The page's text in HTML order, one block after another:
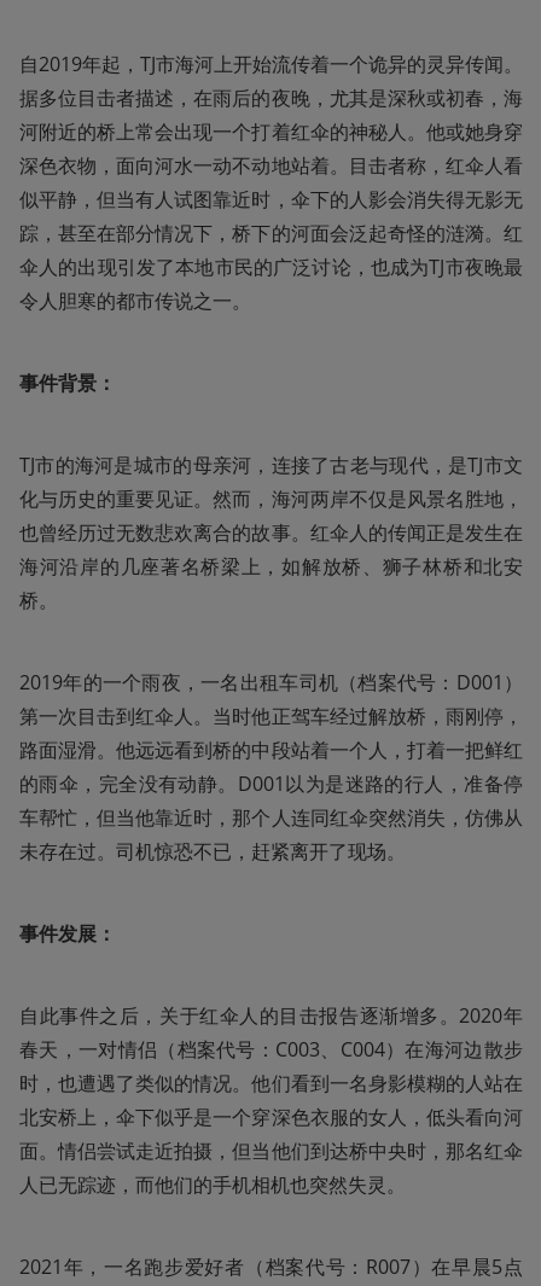
自2019年起，TJ市海河上开始流传着一个诡异的灵异传闻。
据多位目击者描述，在雨后的夜晚，尤其是深秋或初春，海
河附近的桥上常会出现一个打着红伞的神秘人。他或她身穿
深色衣物，面向河水一动不动地站着。目击者称，红伞人看
似平静，但当有人试图靠近时，伞下的人影会消失得无影无
踪，甚至在部分情况下，桥下的河面会泛起奇怪的涟漪。红
伞人的出现引发了本地市民的广泛讨论，也成为TJ市夜晚最
令人胆寒的都市传说之一。
事件背景：
TJ市的海河是城市的母亲河，连接了古老与现代，是TJ市文
化与历史的重要见证。然而，海河两岸不仅是风景名胜地，
也曾经历过无数悲欢离合的故事。红伞人的传闻正是发生在
海河沿岸的几座著名桥梁上，如解放桥、狮子林桥和北安
桥。
2019年的一个雨夜，一名出租车司机（档案代号：D001）
第一次目击到红伞人。当时他正驾车经过解放桥，雨刚停，
路面湿滑。他远远看到桥的中段站着一个人，打着一把鲜红
的雨伞，完全没有动静。D001以为是迷路的行人，准备停
车帮忙，但当他靠近时，那个人连同红伞突然消失，仿佛从
未存在过。司机惊恐不已，赶紧离开了现场。
事件发展：
自此事件之后，关于红伞人的目击报告逐渐增多。2020年
春天，一对情侣（档案代号：C003、C004）在海河边散步
时，也遭遇了类似的情况。他们看到一名身影模糊的人站在
北安桥上，伞下似乎是一个穿深色衣服的女人，低头看向河
面。情侣尝试走近拍摄，但当他们到达桥中央时，那名红伞
人已无踪迹，而他们的手机相机也突然失灵。
2021年，一名跑步爱好者（档案代号：R007）在早晨5点